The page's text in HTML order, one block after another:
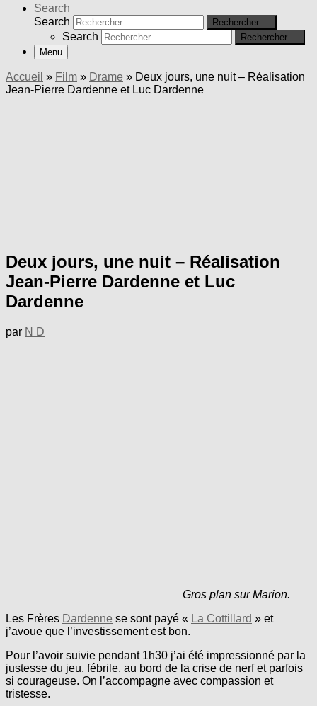
Search
Search
Rechercher …
Search
Rechercher …
Menu
Accueil » Film » Drame » Deux jours, une nuit – Réalisation
Jean-Pierre Dardenne et Luc Dardenne
Deux jours, une nuit – Réalisation
Jean-Pierre Dardenne et Luc
Dardenne
par N D
Gros plan sur Marion.
Les Frères Dardenne se sont payé « La Cottillard » et
j’avoue que l’investissement est bon.
Pour l’avoir suivie pendant 1h30 j’ai été impressionné par la
justesse du jeu, fébrile, au bord de la crise de nerf et parfois
si courageuse. On l’accompagne avec compassion et
tristesse.